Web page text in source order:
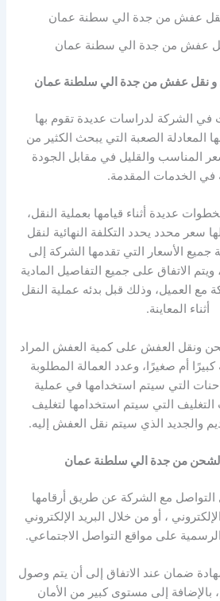
عفش من جدة الي سطنة عمان
و نقل عفش من جدة الي سلطنة عمان
في الشركة لدراسات عديدة تقوم بها
المعادلة الصعبة التي يبحث الكثير من
المناسب والقليل في مقابل الجودة
في الخدمات المقدمة.
عديدة أثناء قيامها بعملية النقل،
سعر محدد يحدد التكلفة النهائية لنقل
جميع الأسعار التي تقدمها الشركة إلى
ويتم الاتفاق على جميع التفاصيل المادية
العميل، وذلك قبل بدئه عملية النقل
أثناء المعاينة.
ونقل العفش على كمية العفش المراد
أم صغيرًا، وعدد العمالة المطلوبة
التي سيتم استخدامها في عملية
التي سيتم استخدامها لتغليف
والجديد الذي سيتم نقل العفش إليه.
من جدة الي سلطنة عمان
التواصل مع الشركة عن طريق أرقامها
، أو من خلال البريد الإلكتروني
على مواقع التواصل الاجتماعي.
ضمان عند الاتفاق إلى أن يتم وصول
بالإضافة إلى مستوى كبير من الأمان